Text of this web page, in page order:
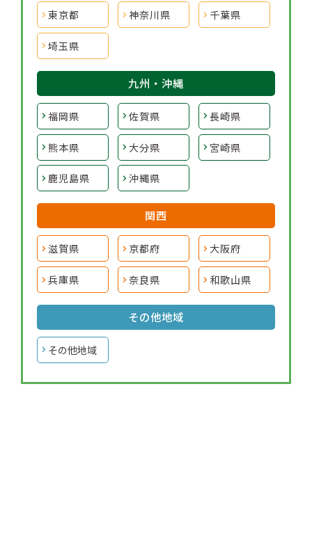
東京都 神奈川県 千葉県
埼玉県
九州・沖縄
福岡県 佐賀県 長崎県
熊本県 大分県 宮崎県
鹿児島県 沖縄県
関西
滋賀県 京都府 大阪府
兵庫県 奈良県 和歌山県
その他地域
その他地域